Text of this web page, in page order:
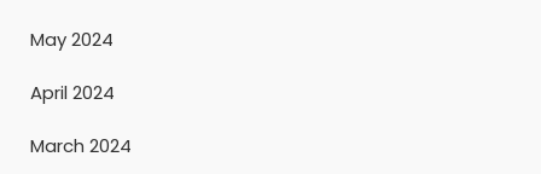
May 2024
April 2024
March 2024